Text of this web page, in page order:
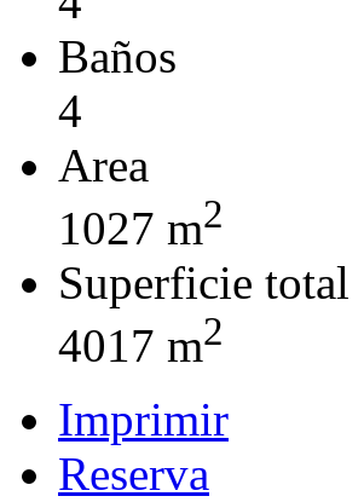
Baños
4
Area
1027 m2
Superficie total
4017 m2
Imprimir
Reserva